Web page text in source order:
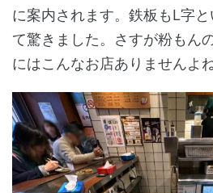
に案内されます。鉄板もL字
て驚きました。さすが粉もん
にはこんなお店ありませんよね